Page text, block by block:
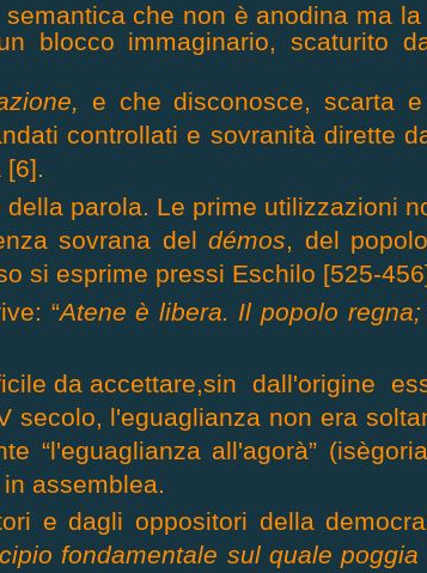
che non è anodina ma
blocco immaginario, scaturito
e che disconosce, scarta
controllati e sovranità dirette
[6].
parola. Le prime utilizzazioni
sovrana deldémos, del
si esprime pressi Eschilo [525-
“Atene è libera. Il popolo
da accettare,sin dall'origine
secolo, l'eguaglianza non era
“l'eguaglianza all'agorà”
assemblea.
e dagli oppositori della
fondamentale sul quale